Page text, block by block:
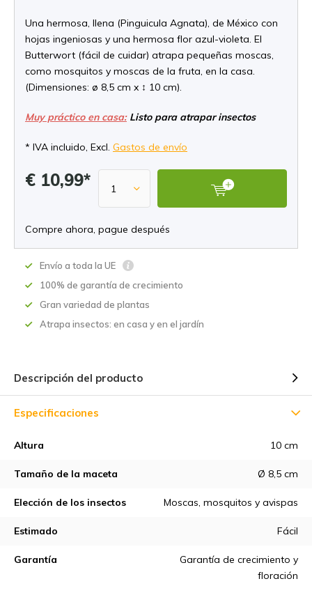
Una hermosa, llena (Pinguicula Agnata), de México con
hojas ingeniosas y una hermosa flor azul-violeta. El
Butterwort (fácil de cuidar) atrapa pequeñas moscas,
como mosquitos y moscas de la fruta, en la casa.
(Dimensiones: ø 8,5 cm x ↕ 10 cm).
Muy práctico en casa:Listo para atrapar insectos
* IVA incluido, Excl. Gastos de envío
€ 10,99*
Compre ahora, pague después
Envío a toda la UE
100% de garantía de crecimiento
Gran variedad de plantas
Atrapa insectos: en casa y en el jardín
Descripción del producto
Especificaciones
Altura 10 cm
Tamaño de la maceta Ø 8,5 cm
Elección de los insectos Moscas, mosquitos y avispas
Estimado Fácil
Garantía
Garantía de crecimiento y
floración